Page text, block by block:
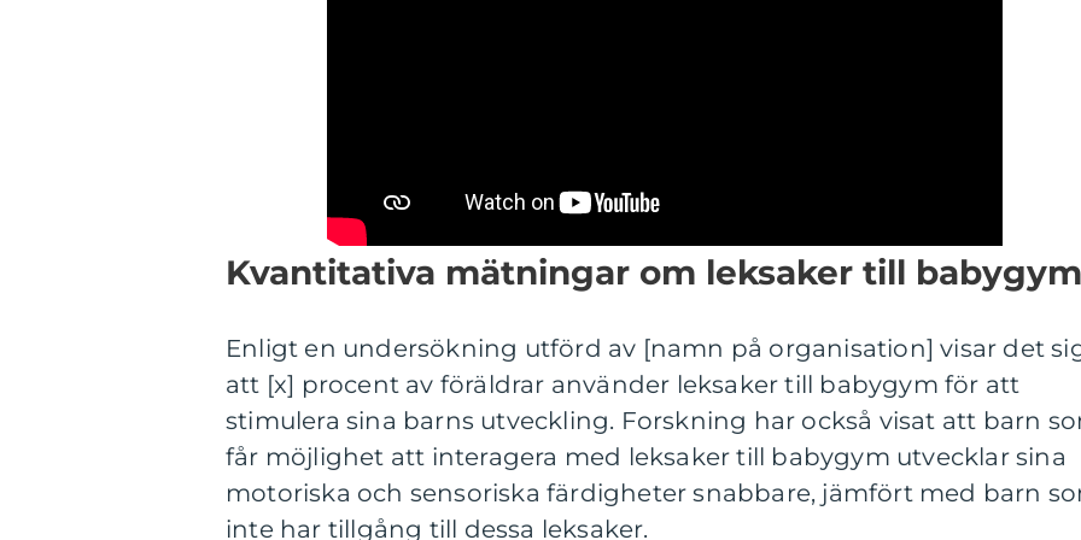
Kvantitativa mätningar om leksaker till babygym
Enligt en undersökning utförd av [namn på organisation] visar det
att [x] procent av föräldrar använder leksaker till babygym för att
stimulera sina barns utveckling. Forskning har också visat att barn
får möjlighet att interagera med leksaker till babygym utvecklar sina
motoriska och sensoriska färdigheter snabbare, jämfört med barn
inte har tillgång till dessa leksaker.